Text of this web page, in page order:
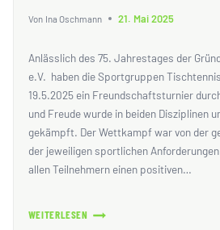
Von Ina Oschmann 21. Mai 2025
Anlässlich des 75. Jahrestages der
e.V. haben die Sportgruppen
19.5.2025 ein Freundschaftsturnier
und Freude wurde in beiden Disziplinen
gekämpft. Der Wettkampf war von der
der jeweiligen sportlichen
allen Teilnehmern einen positiven…
WEITERLESEN
FREUNDSCHAFTSTURNIER